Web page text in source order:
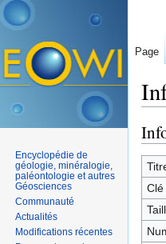
Page
Encyclopédie de
géologie, minéralogie,
paléontologie et autres
Géosciences
Communauté
Actualités
Modifications récentes